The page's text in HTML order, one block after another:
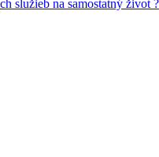
služieb na samostatný život ?